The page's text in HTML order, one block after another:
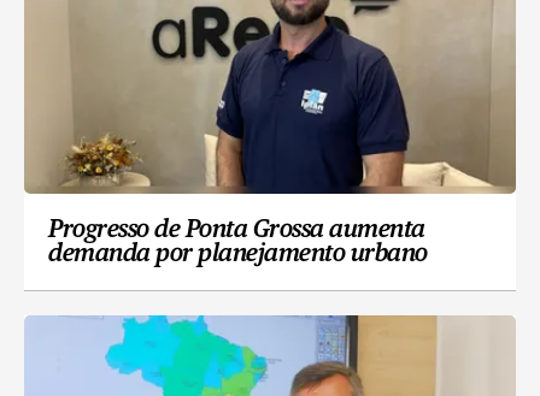
Progresso de Ponta Grossa aumenta
demanda por planejamento urbano